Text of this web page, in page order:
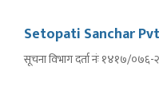
Setopati Sanchar
सूचना विभाग दर्ता नंः १४१७/